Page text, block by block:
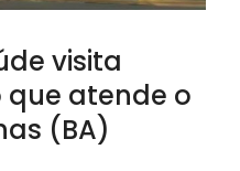
visita
atende o
(BA)